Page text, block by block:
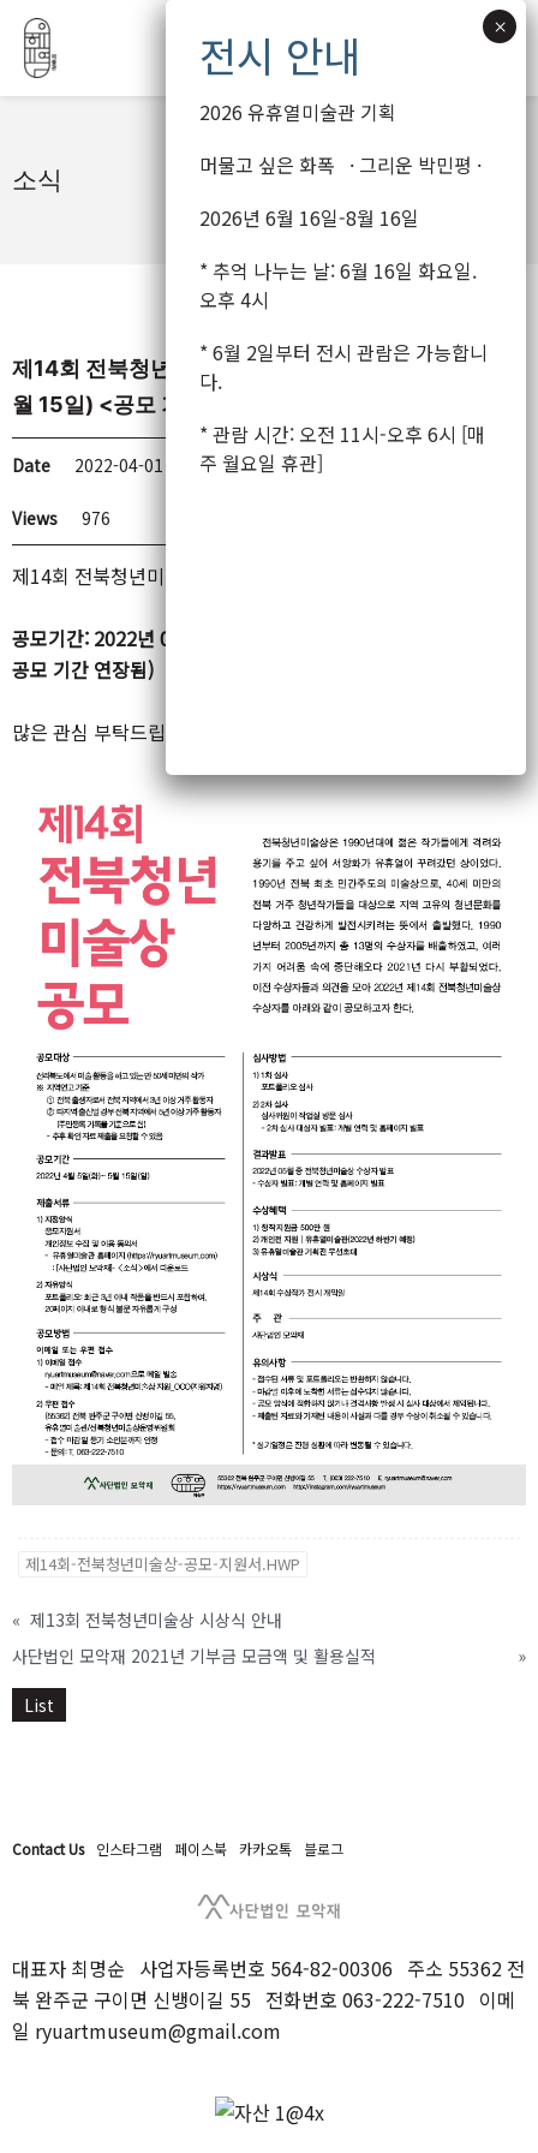
텐
기
소식
제14회 전북청년미술상 공모(2022년 04월 05일~05
월 15일) <공모 기간 연장>
Date 2022-04-01 17:53
Views 976
제14회 전북청년미술상 공모를 진행합니다.
공모기간: 2022년 04월 05일~05월 15일(* 기존 04월 30일에서
공모 기간 연장됨)
많은 관심 부탁드립니다.
제14회-전북청년미술상-공모-지원서.HWP
« 제13회 전북청년미술상 시상식 안내
사단법인 모악재 2021년 기부금 모금액 및 활용실적
»
List
Contact Us 인스타그램 페이스북 카카오톡 블로그
대표자 최명순 사업자등록번호 564-82-00306 주소 55362 전
북 완주군 구이면 신뱅이길 55 전화번호 063-222-7510 이메
일 ryuartmuseum@gmail.com
2026 유휴열미술관 기획
머물고 싶은 화폭 · 그리운 박민평 ·
2026년 6월 16일-8월 16일
* 추억 나누는 날: 6월 16일 화요일.
오후 4시
* 6월 2일부터 전시 관람은 가능합니
다.
* 관람 시간: 오전 11시-오후 6시 [매
주 월요일 휴관]